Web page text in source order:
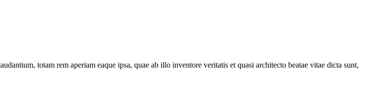
totam rem aperiam eaque ipsa, quae ab illo inventore veritatis et quasi architecto beatae vitae dicta sunt,